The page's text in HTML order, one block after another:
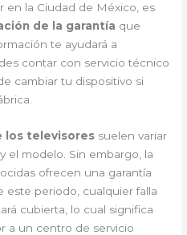
en la Ciudad de México, es
de la garantía que
te ayudará a
contar con servicio técnico
cambiar tu dispositivo si
los televisores suelen variar
el modelo. Sin embargo, la
ofrecen una garantía
este periodo, cualquier falla
cubierta, lo cual significa
a un centro de servicio